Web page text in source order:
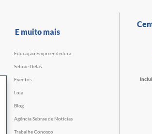
E muito mais
Educação Empreendedora
Sebrae Delas
Eventos
Loja
Blog
Agência Sebrae de Notícias
Trabalhe Conosco